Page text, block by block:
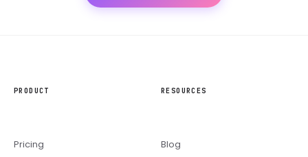
PRODUCT
Pricing
RESOURCES
Blog